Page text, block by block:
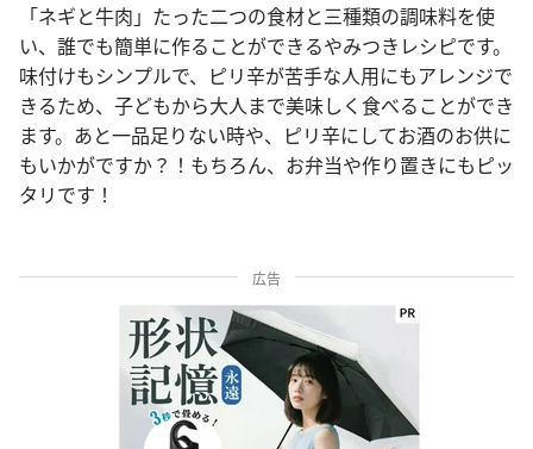
「ネギと牛肉」たった二つの食材と三種類の調味料を使
い、誰でも簡単に作ることができるやみつきレシピです。
味付けもシンプルで、ピリ辛が苦手な人用にもアレンジで
きるため、子どもから大人まで美味しく食べることができ
ます。あと一品足りない時や、ピリ辛にしてお酒のお供に
もいかがですか？！もちろん、お弁当や作り置きにもピッ
タリです！
広告